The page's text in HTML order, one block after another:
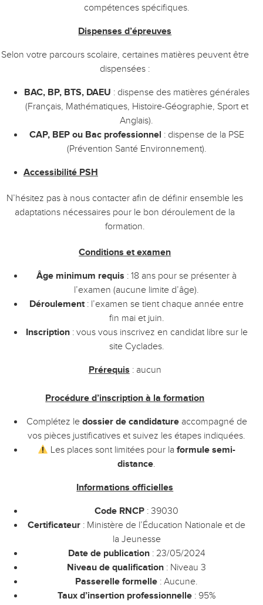
compétences spécifiques.
Dispenses d’épreuves
Selon votre parcours scolaire, certaines matières peuvent être
dispensées :
BAC, BP, BTS, DAEU : dispense des matières générales
(Français, Mathématiques, Histoire-Géographie, Sport et
Anglais).
CAP, BEP ou Bac professionnel : dispense de la PSE
(Prévention Santé Environnement).
Accessibilité PSH
N’hésitez pas à nous contacter afin de définir ensemble les
adaptations nécessaires pour le bon déroulement de la
formation.
Conditions et examen
Âge minimum requis : 18 ans pour se présenter à
l’examen (aucune limite d’âge).
Déroulement: l’examen se tient chaque année entre
fin mai et juin.
Inscription: vous vous inscrivez en candidat libre sur le
site Cyclades.
Prérequis : aucun
Procédure d’inscription à la formation
Complétez le dossier de candidatureaccompagné de
vos pièces justificatives et suivez les étapes indiquées.
Les places sont limitées pour laformule semi-
distance.
Informations officielles
Code RNCP : 39030
Certificateur : Ministère de l’Éducation Nationale et de
la Jeunesse
Date de publication: 23/05/2024
Niveau de qualification : Niveau 3
Passerelle formelle : Aucune.
Taux d’insertion professionnelle: 95%